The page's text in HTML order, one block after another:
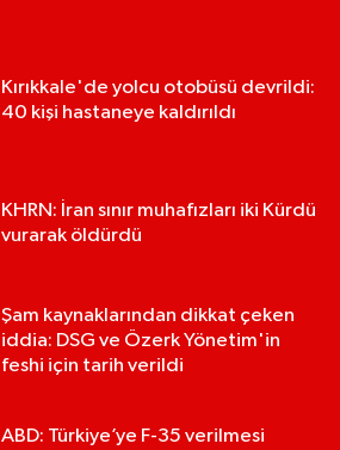
Kırıkkale'de yolcu otobüsü devrildi:
40 kişi hastaneye kaldırıldı
KHRN: İran sınır muhafızları iki Kürdü
vurarak öldürdü
Şam kaynaklarından dikkat çeken
iddia: DSG ve Özerk Yönetim'in
feshi için tarih verildi
ABD: Türkiye’ye F-35 verilmesi